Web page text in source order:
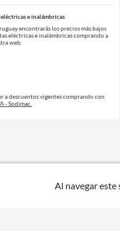
e inalámbricas
encontrarás los precios más bajos
eléctricas e inalámbricas comprando a
web.
a descuentos vigentes comprando con
- Sodimac.
Al navegar